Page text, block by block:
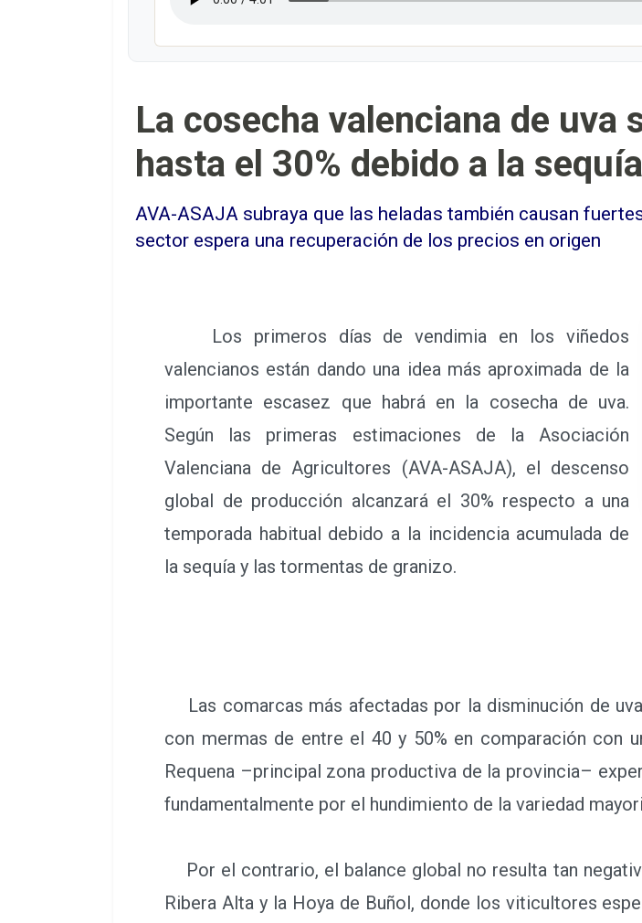
La cosecha valenciana de uva
hasta el 30% debido a la
AVA-ASAJA subraya que las heladas también causan
sector espera una recuperación de los precios en origen
Los primeros días de vendimia en los viñedos
valencianos están dando una idea más aproximada de la
importante escasez que habrá en la cosecha de uva.
Según las primeras estimaciones de la Asociación
Valenciana de Agricultores (AVA-ASAJA), el descenso
global de producción alcanzará el 30% respecto a una
temporada habitual debido a la incidencia acumulada de
la sequía y las tormentas de granizo.
Las comarcas más afectadas por la disminución de
con mermas de entre el 40 y 50% en comparación con
Requena –principal zona productiva de la provincia–
fundamentalmente por el hundimiento de la variedad
Por el contrario, el balance global no resulta tan
Ribera Alta y la Hoya de Buñol, donde los viticultores